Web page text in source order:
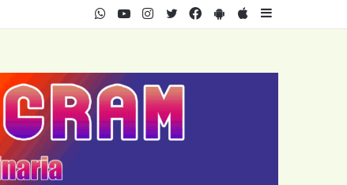
AppStore
PlayStore
Facebook
Twitter
Instagram
Youtube
WhatsApp